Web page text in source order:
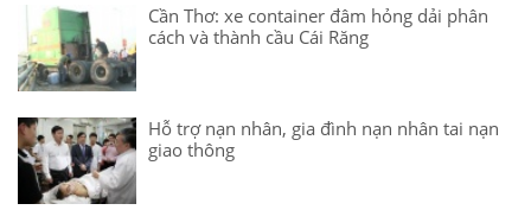
Cần Thơ: xe container đâm hỏng dải phân
cách và thành cầu Cái Răng
Hỗ trợ nạn nhân, gia đình nạn nhân tai nạn
giao thông